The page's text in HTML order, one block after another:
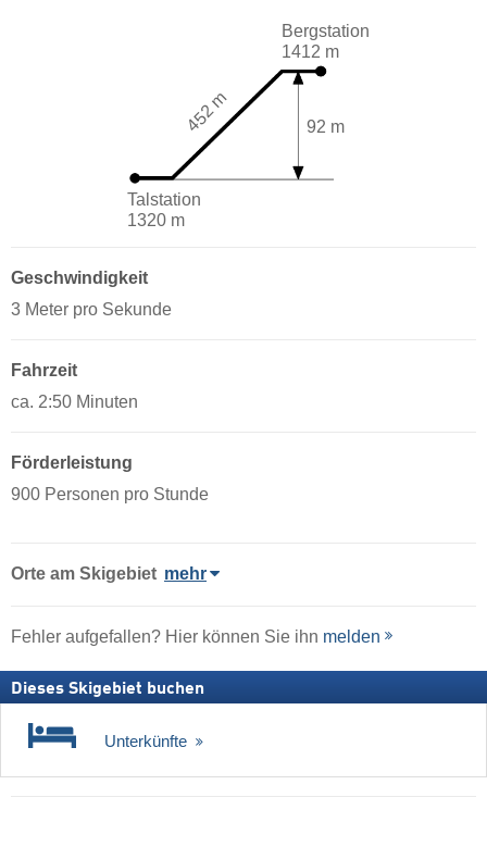
Talstation
1320 m
Bergstation
1412 m
92 m
452 m
Geschwindigkeit
3 Meter pro Sekunde
Fahrzeit
ca. 2:50 Minuten
Förderleistung
900 Personen pro Stunde
Orte am Skigebiet mehr
Fehler aufgefallen? Hier können Sie ihn melden
Dieses Skigebiet buchen
Unterkünfte